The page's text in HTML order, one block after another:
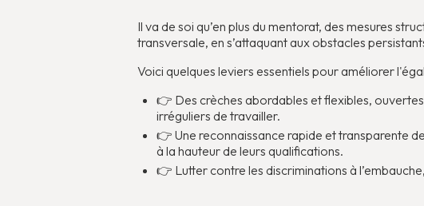
Il va de soi qu’en plus du mentorat, des mesures
transversale, en s’attaquant aux obstacles
Voici quelques leviers essentiels pour améliorer
👉 Des crèches abordables et flexibles,
irréguliers de travailler.
👉 Une reconnaissance rapide et transparente
à la hauteur de leurs qualifications.
👉 Lutter contre les discriminations à